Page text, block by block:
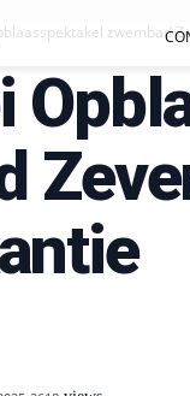
zwembad